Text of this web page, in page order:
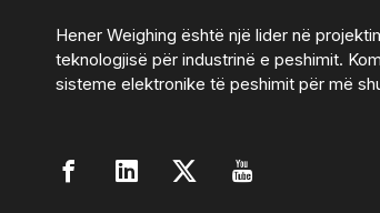
Hener Weighing është një lider në
teknologjisë për industrinë e peshimit.
sisteme elektronike të peshimit për më